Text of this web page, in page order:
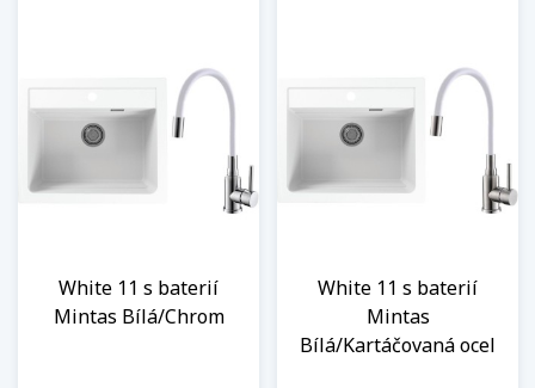
White 11 s baterií
Mintas Bílá/Chrom
White 11 s baterií
Mintas
Bílá/Kartáčovaná ocel